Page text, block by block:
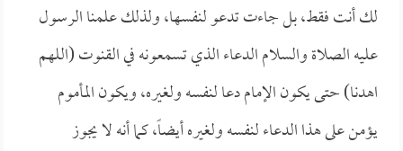
لك أنت فقط، بل جاءت تدعو لنفسها، ولذلك علمنا الرسول
عليه الصلاة والسلام الدعاء الذي تسمعونه في القنوت (اللهم
اهدنا) حتى يكون الإمام دعا لنفسه ولغيره، ويكون المأموم
يؤمن على هذا الدعاء لنفسه ولغيره أيضاً، كما أنه لا يجوز